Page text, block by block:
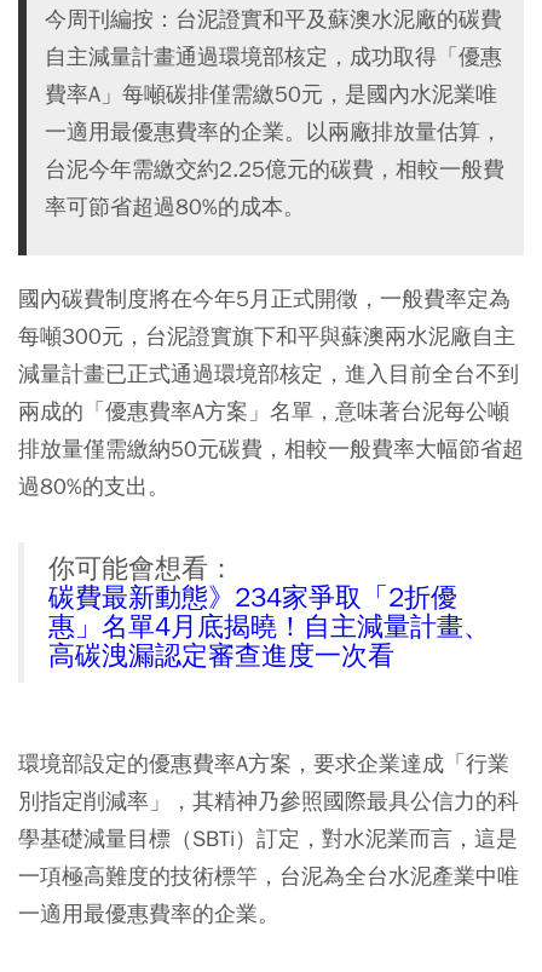
今周刊編按：台泥證實和平及蘇澳水泥廠的碳費
自主減量計畫通過環境部核定，成功取得「優惠
費率A」每噸碳排僅需繳50元，是國內水泥業唯
一適用最優惠費率的企業。以兩廠排放量估算，
台泥今年需繳交約2.25億元的碳費，相較一般費
率可節省超過80%的成本。
國內碳費制度將在今年5月正式開徵，一般費率定為
每噸300元，台泥證實旗下和平與蘇澳兩水泥廠自主
減量計畫已正式通過環境部核定，進入目前全台不到
兩成的「優惠費率A方案」名單，意味著台泥每公噸
排放量僅需繳納50元碳費，相較一般費率大幅節省超
過80%的支出。
你可能會想看：
碳費最新動態》234家爭取「2折優
惠」名單4月底揭曉！自主減量計畫、
高碳洩漏認定審查進度一次看
環境部設定的優惠費率A方案，要求企業達成「行業
別指定削減率」，其精神乃參照國際最具公信力的科
學基礎減量目標（SBTi）訂定，對水泥業而言，這是
一項極高難度的技術標竿，台泥為全台水泥產業中唯
一適用最優惠費率的企業。